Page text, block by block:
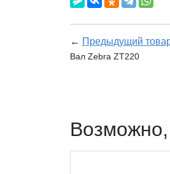
← Предыдущий
Вал Zebra ZT220
Возможно,